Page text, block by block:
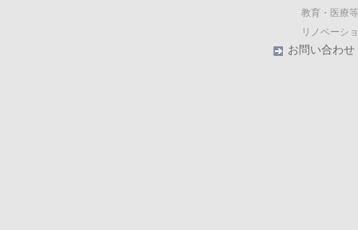
教育・医療
リノベーシ
お問い合わ